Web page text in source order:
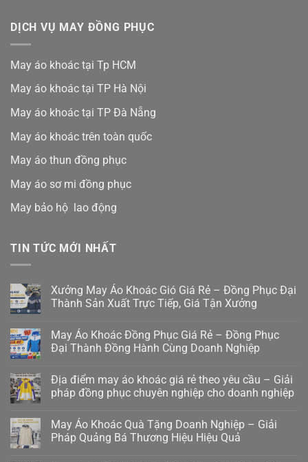
DỊCH VỤ MAY ĐỒNG PHỤC
May áo khoác tại Tp HCM
May áo khoác tại TP Hà Nội
May áo khoác tại TP Đà Nẵng
May áo khoác trên toàn quốc
May áo thun đồng phục
May áo sơ mi đồng phục
May bảo hộ lao động
TIN TỨC MỚI NHẤT
Xưởng May Áo Khoác Gió Giá Rẻ – Đồng Phục Đại
Thành Sản Xuất Trực Tiếp, Giá Tận Xưởng
May Áo Khoác Đồng Phục Giá Rẻ – Đồng Phục
Đại Thành Đồng Hành Cùng Doanh Nghiệp
Địa điểm may áo khoác giá rẻ theo yêu cầu – Giải
pháp đồng phục chuyên nghiệp cho doanh nghiệp
May Áo Khoác Quà Tặng Doanh Nghiệp – Giải
Pháp Quảng Bá Thương Hiệu Hiệu Quả